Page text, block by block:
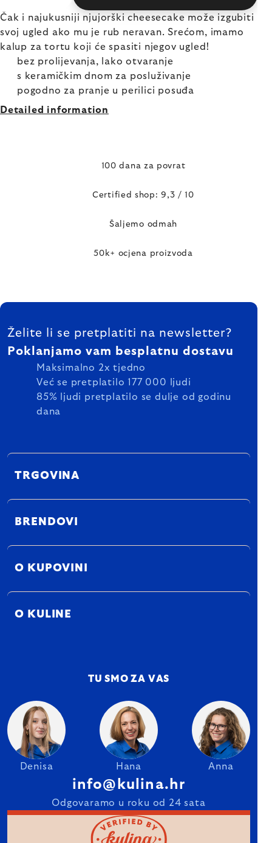
Čak i najukusniji njujorški cheesecake može izgubiti
svoj ugled ako mu je rub neravan. Srećom, imamo
kalup za tortu koji će spasiti njegov ugled!
bez prolijevanja, lako otvaranje
s keramičkim dnom za posluživanje
pogodno za pranje u perilici posuđa
Detailed information
100 dana za povrat
Certified shop: 9,3 / 10
Šaljemo odmah
50k+ ocjena proizvoda
FOOTER
Želite li se pretplatiti na newsletter?
Poklanjamo vam besplatnu dostavu
Maksimalno 2x tjedno
Već se pretplatilo 177 000 ljudi
85% ljudi pretplatilo se dulje od godinu
dana
TRGOVINA
BRENDOVI
O KUPOVINI
O KULINE
TU SMO ZA VAS
Denisa Hana Anna
info@kulina.hr
Odgovaramo u roku od 24 sata